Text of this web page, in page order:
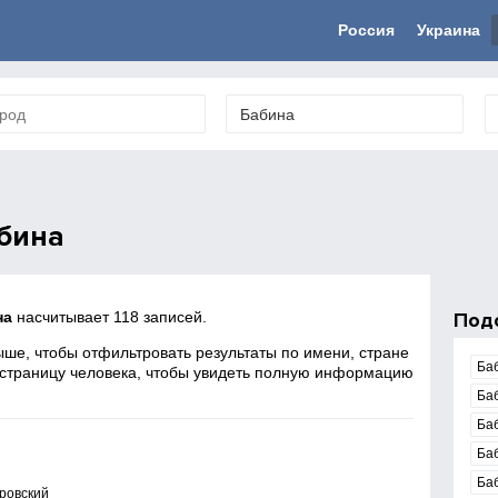
Россия Украина
насчитывает 118 записей.
чтобы отфильтровать результаты по имени, стране
человека, чтобы увидеть полную информацию